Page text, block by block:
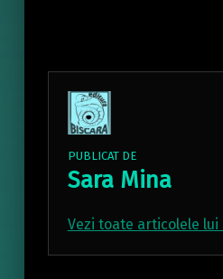
PUBLICAT DE
Sara Mina
Vezi toate articolele lui
Skip back to main navigation